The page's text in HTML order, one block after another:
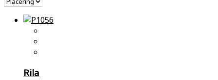
Rila